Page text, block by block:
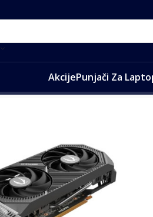
AkcijePunjači Za
/Grafičke kartice/SVGA Zotac